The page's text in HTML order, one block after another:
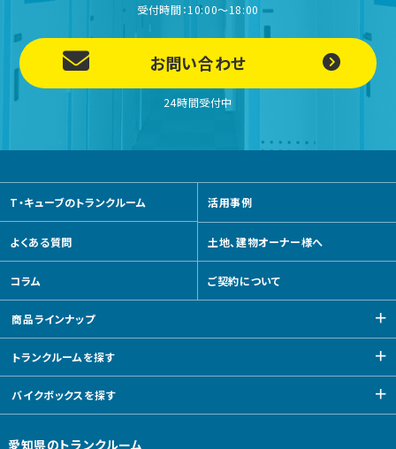
受付時間：10:00～18:00
お問い合わせ
24時間受付中
T・キューブのトランクルーム 活用事例
よくある質問 土地、建物オーナー様へ
コラム ご契約について
商品ラインナップ
トランクルームを探す
バイクボックスを探す
愛知県のトランクルーム